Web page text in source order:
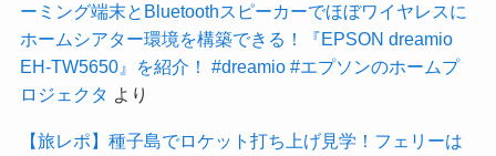
ーミング端末とBluetoothスピーカーでほぼワイヤレスに
ホームシアター環境を構築できる！『EPSON dreamio
EH-TW5650』を紹介！ #dreamio #エプソンのホームプ
ロジェクタ より
【旅レポ】種子島でロケット打ち上げ見学！フェリーは